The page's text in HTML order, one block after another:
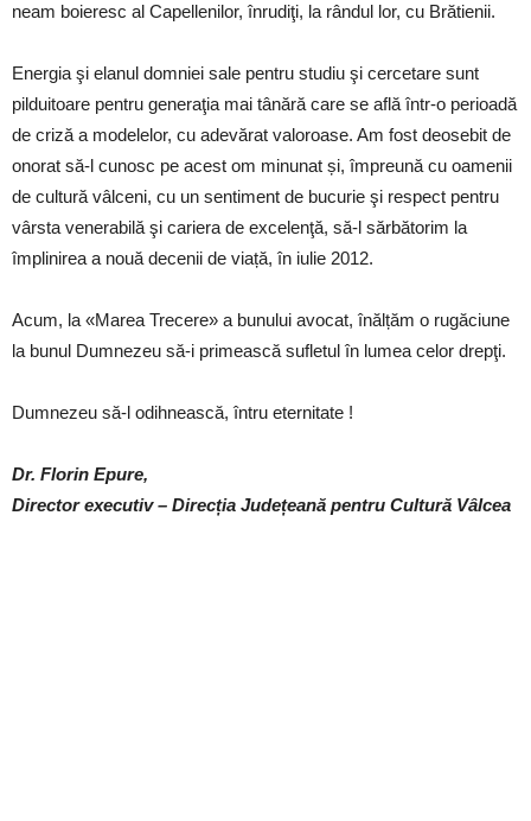
neam boieresc al Capellenilor, înrudiţi, la rândul lor, cu Brătienii.
Energia şi elanul domniei sale pentru studiu şi cercetare sunt
pilduitoare pentru generaţia mai tânără care se află într-o perioadă
de criză a modelelor, cu adevărat valoroase. Am fost deosebit de
onorat să-l cunosc pe acest om minunat și, împreună cu oamenii
de cultură vâlceni, cu un sentiment de bucurie şi respect pentru
vârsta venerabilă şi cariera de excelenţă, să-l sărbătorim la
împlinirea a nouă decenii de viață, în iulie 2012.
Acum, la «Marea Trecere» a bunului avocat, înălțăm o rugăciune
la bunul Dumnezeu să-i primească sufletul în lumea celor drepţi.
Dumnezeu să-l odihnească, întru eternitate !
Dr. Florin Epure,
Director executiv – Direcția Județeană pentru Cultură Vâlcea